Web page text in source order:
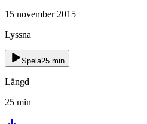
15 november 2015
Lyssna
Spela25 min
Längd
25 min